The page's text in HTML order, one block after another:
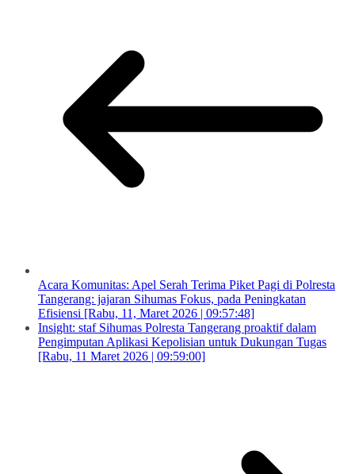
Acara Komunitas: Apel Serah Terima Piket Pagi di Polresta
Tangerang: jajaran Sihumas Fokus, pada Peningkatan
Efisiensi [Rabu, 11, Maret 2026 | 09:57:48]
Insight: staf Sihumas Polresta Tangerang proaktif dalam
Pengimputan Aplikasi Kepolisian untuk Dukungan Tugas
[Rabu, 11 Maret 2026 | 09:59:00]